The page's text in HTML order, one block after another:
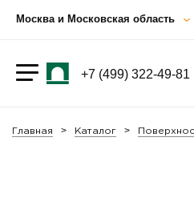
Москва и Московская область
+7 (499) 322-49-81
Главная Каталог